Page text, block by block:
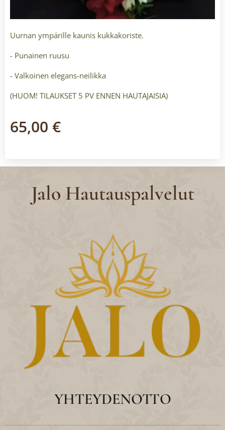
Uurnan ympärille kaunis kukkakoriste.
- Punainen ruusu
- Valkoinen elegans-neilikka
(HUOM! TILAUKSET 5 PV ENNEN HAUTAJAISIA)
65,00 €
Jalo Hautauspalvelut
YHTEYDENOTTO